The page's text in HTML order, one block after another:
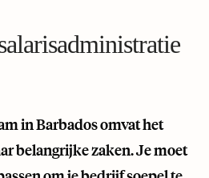
in Barbados omvat het
belangrijke zaken. Je moet